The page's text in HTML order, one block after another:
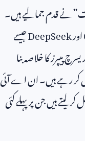
نے قدم جما لیے ہیں۔
اورDeepSeekجیسے
پیپرز کا خلاصہ بنا
کر رہے ہیں۔ ان اے آئی
لیتے ہیں جن پر پہلے کئی